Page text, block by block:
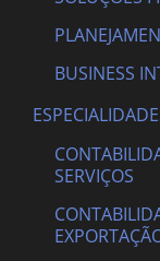
BUSINESS
SERVIÇOS